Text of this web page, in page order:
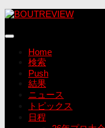
コ
テ
Home
検索
Push
結果
ニュース
トピックス
日程